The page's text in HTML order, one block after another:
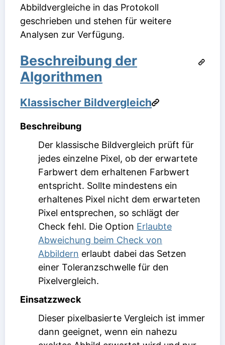
Abbildvergleiche in das Protokoll
geschrieben und stehen für weitere
Analysen zur Verfügung.
Beschreibung der
Algorithmen
Klassischer Bildvergleich
Beschreibung
Der klassische Bildvergleich prüft für
jedes einzelne Pixel, ob der erwartete
Farbwert dem erhaltenen Farbwert
entspricht. Sollte mindestens ein
erhaltenes Pixel nicht dem erwarteten
Pixel entsprechen, so schlägt der
Check fehl. Die Option Erlaubte
Abweichung beim Check von
Abbildern erlaubt dabei das Setzen
einer Toleranzschwelle für den
Pixelvergleich.
Einsatzzweck
Dieser pixelbasierte Vergleich ist immer
dann geeignet, wenn ein nahezu